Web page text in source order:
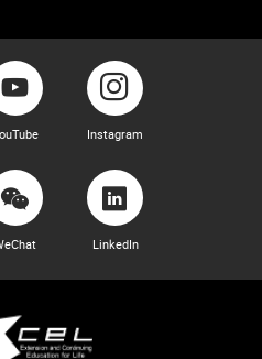
Instagram
LinkedIn